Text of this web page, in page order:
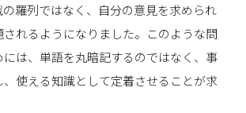
の羅列ではなく、自分の意見を求められ
れるようになりました。このような問
は、単語を丸暗記するのではなく、事
使える知識として定着させることが求